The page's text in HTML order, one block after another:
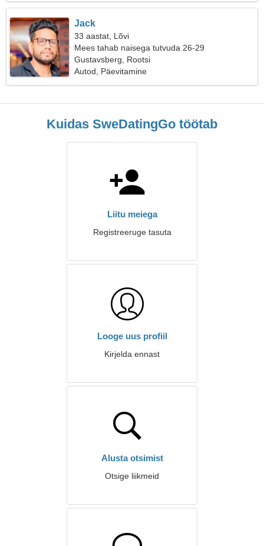
Jack
33 aastat, Lõvi
Mees tahab naisega tutvuda 26-29
Gustavsberg, Rootsi
Autod, Päevitamine
Kuidas SweDatingGo töötab
Liitu meiega
Registreeruge tasuta
Looge uus profiil
Kirjelda ennast
Alusta otsimist
Otsige liikmeid